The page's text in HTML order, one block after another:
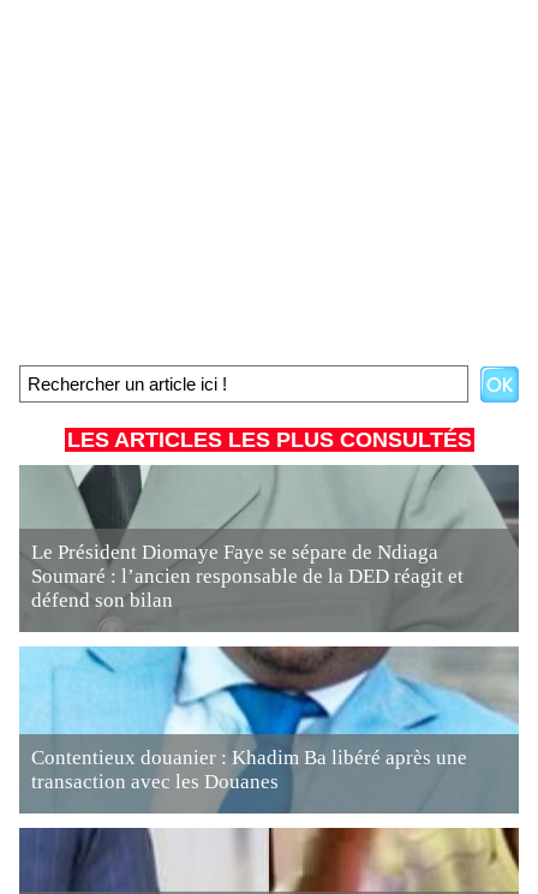
LES ARTICLES LES PLUS CONSULTÉS
Le Président Diomaye Faye se sépare de Ndiaga
Soumaré : l’ancien responsable de la DED réagit et
défend son bilan
Contentieux douanier : Khadim Ba libéré après une
transaction avec les Douanes